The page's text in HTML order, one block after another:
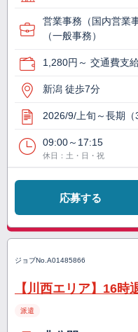
営業事務（国内営業
（一般事務）
1,280円～ 交通費支
新潟 徒歩7分
2026/9/上旬～長期（
09:00～17:15
休日：土・日・祝
応募する
ジョブNo. A01485866
【川西エリア】16
派遣